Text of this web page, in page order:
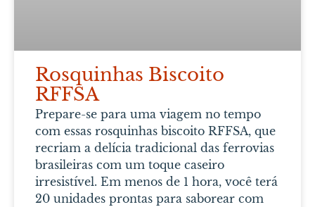
Rosquinhas Biscoito
RFFSA
Prepare-se para uma viagem no tempo
com essas rosquinhas biscoito RFFSA, que
recriam a delícia tradicional das ferrovias
brasileiras com um toque caseiro
irresistível. Em menos de 1 hora, você terá
20 unidades prontas para saborear com